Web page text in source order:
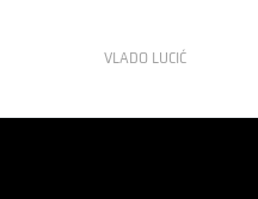
VLADO LUCIĆ